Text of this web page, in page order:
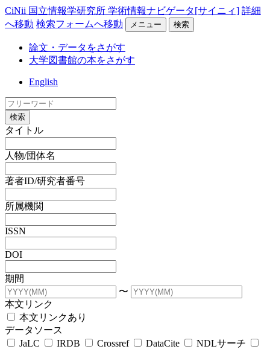
CiNii 国立情報学研究所 学術情報ナビゲータ[サイニィ] 詳細
へ移動 検索フォームへ移動 メニュー 検索
論文・データをさがす
大学図書館の本をさがす
English
検索
タイトル
人物/団体名
著者ID/研究者番号
所属機関
ISSN
DOI
期間
〜
本文リンク
本文リンクあり
データソース
JaLC
IRDB Crossref DataCite
NDLサーチ